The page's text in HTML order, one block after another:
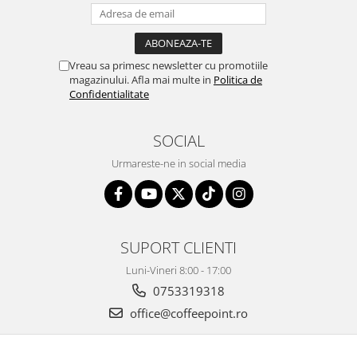
Vreau sa primesc newsletter cu promotiile
magazinului. Afla mai multe in Politica de
Confidentialitate
SOCIAL
Urmareste-ne in social media
SUPORT CLIENTI
Luni-Vineri 8:00 - 17:00
0753319318
office@coffeepoint.ro